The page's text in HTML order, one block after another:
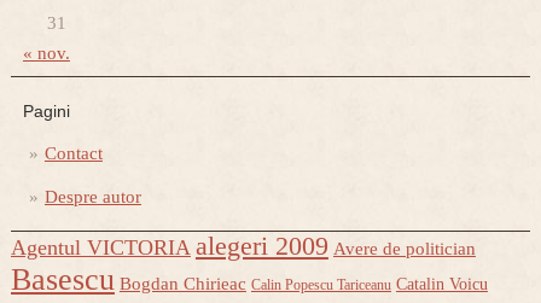
31
« nov.
Pagini
Contact
Despre autor
Agentul VICTORIA alegeri 2009 Avere de politician
Basescu Bogdan Chirieac Calin Popescu Tariceanu Catalin Voicu